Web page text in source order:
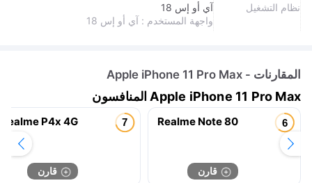
نظام التشغيل
آي أو إس 18
واجهة المستخدم : آي أو إس 18
المقارنات - Apple iPhone 11 Pro Max
Apple iPhone 11 Pro Max المنافسون
Realme Note 80
قارن
realme P4x 4G
قارن